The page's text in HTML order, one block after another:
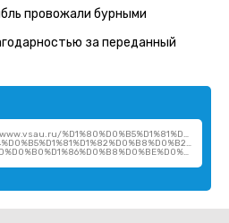
провожали бурными
за переданный
%D0%BD%D0%B0%D1%86%D0%B8%D0%BE%D0%BD%D0%B0%D0%BB%D1%8C/